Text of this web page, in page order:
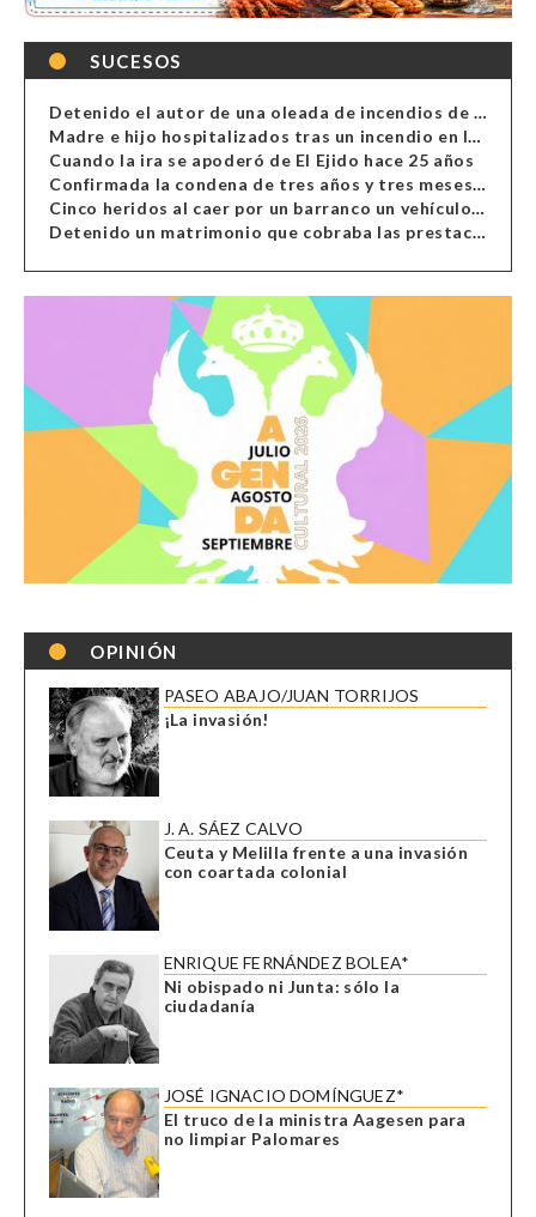
SUCESOS
Detenido el autor de una oleada de incendios de contenedores en Almería
Madre e hijo hospitalizados tras un incendio en la cocina de una vivienda en Almería
Cuando la ira se apoderó de El Ejido hace 25 años
Confirmada la condena de tres años y tres meses al hombre de Antas acusado de xenofobia
Cinco heridos al caer por un barranco un vehículo en Alcolea
Detenido un matrimonio que cobraba las prestaciones de ilegales en Almería, Granada, Málaga, Huelva y Murcia
OPINIÓN
PASEO ABAJO/JUAN TORRIJOS
¡La invasión!
J. A. SÁEZ CALVO
Ceuta y Melilla frente a una invasión
con coartada colonial
ENRIQUE FERNÁNDEZ BOLEA*
Ni obispado ni Junta: sólo la
ciudadanía
JOSÉ IGNACIO DOMÍNGUEZ*
El truco de la ministra Aagesen para
no limpiar Palomares